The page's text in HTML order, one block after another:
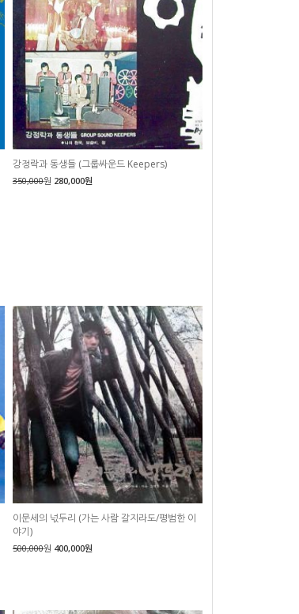
강정락과 동생들 (그룹싸운드 Keepers)
350,000원 280,000원
이문세의 넋두리 (가는 사람 갈지라도/평범한 이
야기)
500,000원 400,000원